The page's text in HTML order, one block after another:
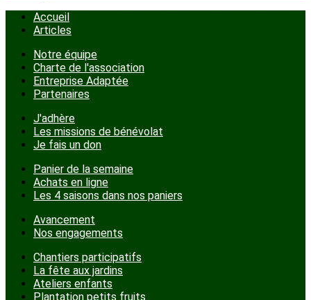
Accueil
Articles
Notre équipe
Charte de l'association
Entreprise Adaptée
Partenaires
J'adhère
Les missions de bénévolat
Je fais un don
Panier de la semaine
Achats en ligne
Les 4 saisons dans nos paniers
Avancement
Nos engagements
Chantiers participatifs
La fête aux jardins
Ateliers enfants
Plantation petits fruits